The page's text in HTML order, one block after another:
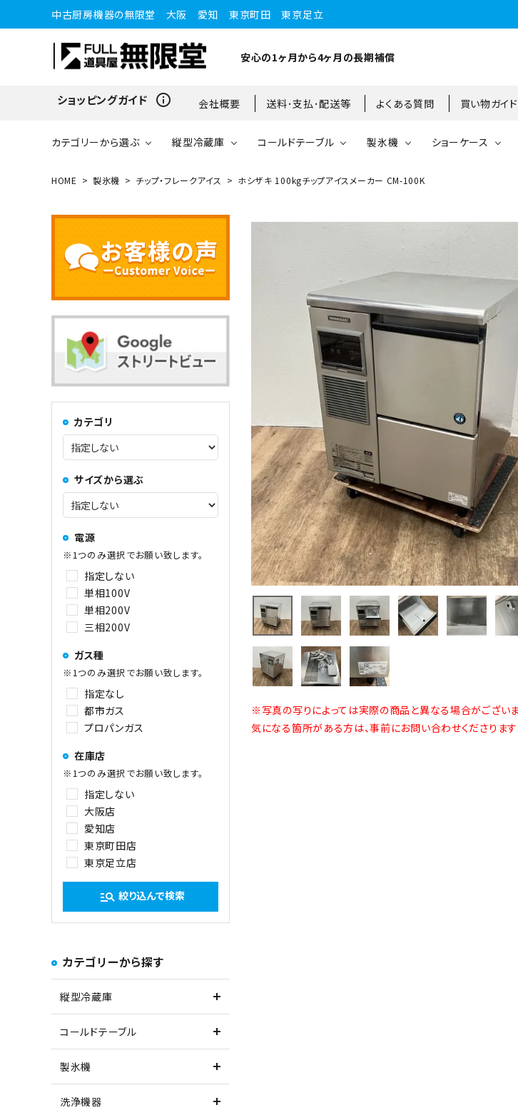
中古厨房機器の無限堂 大阪 愛知 東京町田 東京足立
安心の1ヶ月から4ヶ月の長期補償
ショッピングガイド info_outline 会社概要 送料･支払･配送等 よくある質問 買い物ガイド
カテゴリーから選ぶ
ショーケース
コンロ・レンジ 業務用オーブン
スープレンジ
コーヒーマシン関連 その他調理機器
その他
縦型冷蔵庫
ブラストチラー・ショックフ
リーザー
コールドテーブル
ドロワータイプ・他
製氷機
65kg
100kg以上 チップ・フレークアイス
ショーケース
ワインセラー・ワインクーラ
ー
HOME 製氷機 チップ・フレークアイス ホシザキ 100kgチップアイスメーカー CM-100K
カテゴリ
サイズから選ぶ
電源
※1つのみ選択でお願い致します。
指定しない
単相100V
単相200V
三相200V
ガス種
※1つのみ選択でお願い致します。
指定なし
都市ガス
プロパンガス
在庫店
※1つのみ選択でお願い致します。
指定しない
大阪店
愛知店
東京町田店
東京足立店
manage_search 絞り込んで検索
カテゴリーから探す
縦型冷蔵庫
コールドテーブル
製氷機
洗浄機器
※写真の写りによっては実際の商品と異なる場合がございま
気になる箇所がある方は、事前にお問い合わせくださります